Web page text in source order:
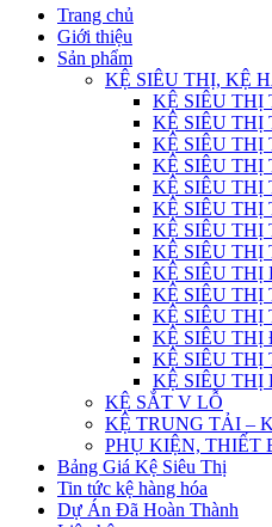
Trang chủ
Giới thiệu
Sản phẩm
KỆ SIÊU THỊ, KỆ
KỆ SIÊU
KỆ SIÊU THỊ
KỆ SIÊU THỊ
KỆ SIÊU
KỆ SIÊU
KỆ SIÊU THỊ
KỆ SIÊU THỊ
KỆ SIÊU THỊ
KỆ SIÊU THỊ
KỆ SIÊU THỊ
KỆ SIÊU THỊ
KỆ SIÊU THỊ
KỆ SIÊU THỊ
KỆ SIÊU THỊ
KỆ SẮT V LỖ
KỆ TRUNG TẢI –
PHỤ KIỆN, THIẾT
Bảng Giá Kệ Siêu Thị
Tin tức kệ hàng hóa
Dự Án Đã Hoàn Thành